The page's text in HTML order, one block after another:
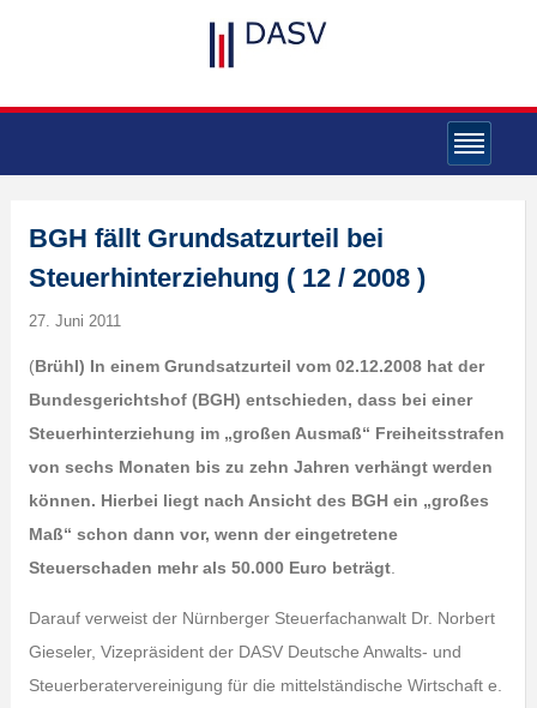
BGH fällt Grundsatzurteil bei
Steuerhinterziehung ( 12 / 2008 )
27. Juni 2011
(Brühl) In einem Grundsatzurteil vom 02.12.2008 hat der
Bundesgerichtshof (BGH) entschieden, dass bei einer
Steuerhinterziehung im „großen Ausmaß“ Freiheitsstrafen
von sechs Monaten bis zu zehn Jahren verhängt werden
können. Hierbei liegt nach Ansicht des BGH ein „großes
Maß“ schon dann vor, wenn der eingetretene
Steuerschaden mehr als 50.000 Euro beträgt.
Darauf verweist der Nürnberger Steuerfachanwalt Dr. Norbert
Gieseler, Vizepräsident der DASV Deutsche Anwalts- und
Steuerberatervereinigung für die mittelständische Wirtschaft e.